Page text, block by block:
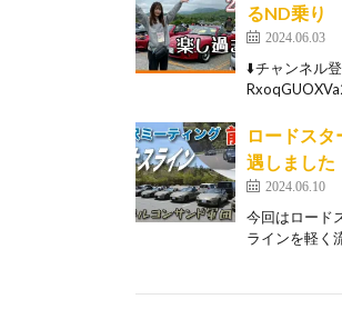
るND乗り
2024.06.03
⬇️チャンネル
ロードス
遇しました
2024.06.10
今回はロード
ラインを軽く